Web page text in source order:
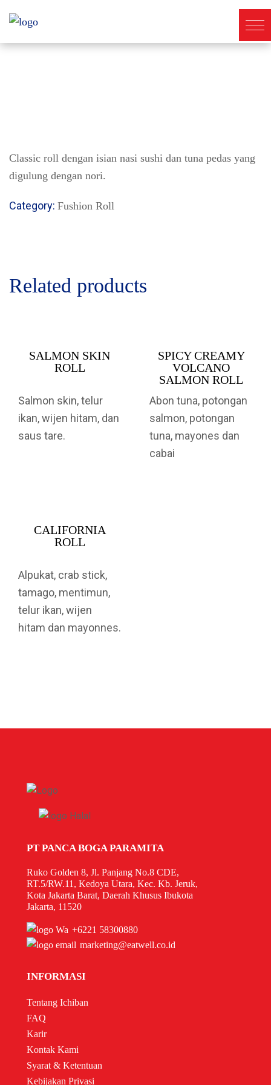
Classic roll dengan isian nasi sushi dan tuna pedas yang
digulung dengan nori.
Category: Fushion Roll
Related products
SALMON SKIN
ROLL
Salmon skin, telur
ikan, wijen hitam, dan
saus tare.
SPICY CREAMY
VOLCANO
SALMON ROLL
Abon tuna, potongan
salmon, potongan
tuna, mayones dan
cabai
CALIFORNIA
ROLL
Alpukat, crab stick,
tamago, mentimun,
telur ikan, wijen
hitam dan mayonnes.
PT PANCA BOGA PARAMITA
Ruko Golden 8, Jl. Panjang No.8 CDE,
RT.5/RW.11, Kedoya Utara, Kec. Kb. Jeruk,
Kota Jakarta Barat, Daerah Khusus Ibukota
Jakarta, 11520
+6221 58300880
marketing@eatwell.co.id
INFORMASI
Tentang Ichiban
FAQ
Karir
Kontak Kami
Syarat & Ketentuan
Kebijakan Privasi